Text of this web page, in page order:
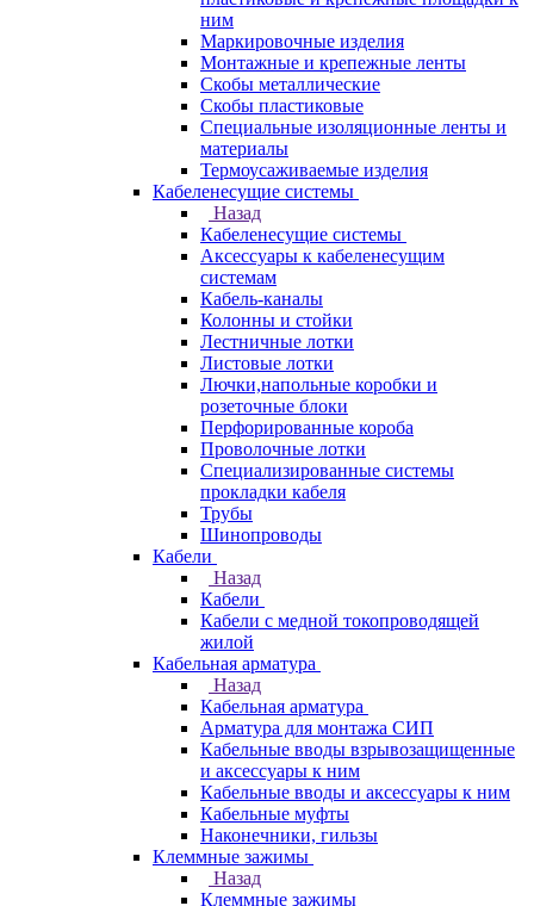
ним
Маркировочные изделия
Монтажные и крепежные ленты
Скобы металлические
Скобы пластиковые
Специальные изоляционные ленты и
материалы
Термоусаживаемые изделия
Кабеленесущие системы
Назад
Кабеленесущие системы
Аксессуары к кабеленесущим
системам
Кабель-каналы
Колонны и стойки
Лестничные лотки
Листовые лотки
Лючки,напольные коробки и
розеточные блоки
Перфорированные короба
Проволочные лотки
Специализированные системы
прокладки кабеля
Трубы
Шинопроводы
Кабели
Назад
Кабели
Кабели с медной токопроводящей
жилой
Кабельная арматура
Назад
Кабельная арматура
Арматура для монтажа СИП
Кабельные вводы взрывозащищенные
и аксессуары к ним
Кабельные вводы и аксессуары к ним
Кабельные муфты
Наконечники, гильзы
Клеммные зажимы
Назад
Клеммные зажимы